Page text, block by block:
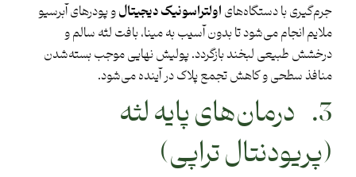
جرم‌گیری با دستگاه‌های اولتراسونیک دیجیتالو پودرهای آبرسیو
ملایم انجام می‌شود تا بدون آسیب به مینا، بافت لثه سالم و
درخشش طبیعی لبخند بازگردد. پولیش نهایی موجب بسته‌شدن
منافذ سطحی و کاهش تجمع پلاک در آینده می‌شود.
3. درمان‌های پایه لثه
(پریودنتال تراپی)